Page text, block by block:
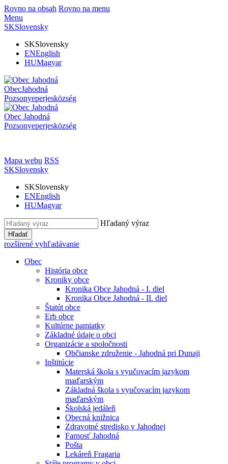
Rovno na obsah Rovno na menu
Menu
SKSlovensky
SKSlovensky
ENEnglish
HUMagyar
ObecJahodná
Pozsonyeperjesközség
Obec Jahodná
Pozsonyeperjesközség
Mapa webu RSS
SKSlovensky
SKSlovensky
ENEnglish
HUMagyar
Hľadaný výraz
Hľadať
rozšírené vyhľadávanie
Obec
História obce
Kroniky obce
Kronika Obce Jahodná - I. diel
Kronika Obce Jahodná - II. diel
Štatút obce
Erb obce
Kultúrne pamiatky
Základné údaje o obci
Organizácie a spoločnosti
Občianske združenie - Jahodná pri Dunaji
Inštitúcie
Materská škola s vyučovacím jazykom
maďarským
Základná škola s vyučovacím jazykom
maďarským
Školská jedáleň
Obecná knižnica
Zdravotné stredisko v Jahodnej
Farnosť Jahodná
Pošta
Lekáreň Fragaria